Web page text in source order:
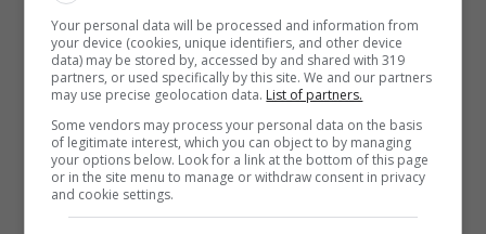
misterioso teaser visivo pubblicato insieme
all’annuncio.
Your personal data will be processed and information from
your device (cookies, unique identifiers, and other device
data) may be stored by, accessed by and shared with 319
partners, or used specifically by this site. We and our partners
may use precise geolocation data. List of partners.
Some vendors may process your personal data on the basis
of legitimate interest, which you can object to by managing
your options below. Look for a link at the bottom of this page
or in the site menu to manage or withdraw consent in privacy
and cookie settings.